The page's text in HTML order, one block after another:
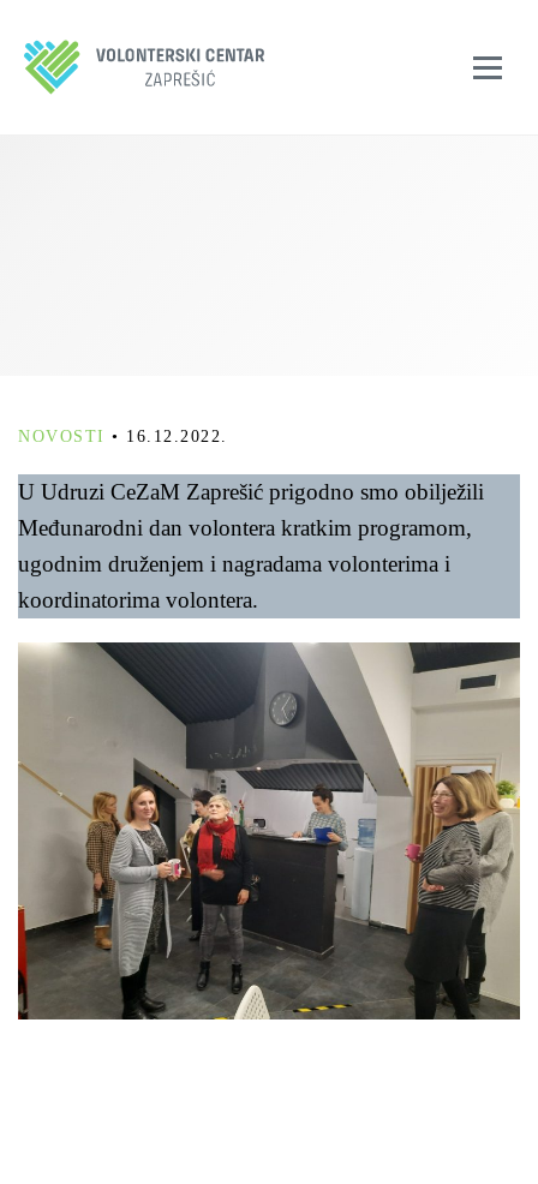
NOVOSTI • 16.12.2022.
U Udruzi CeZaM Zaprešić prigodno smo obilježili
Međunarodni dan volontera kratkim programom,
ugodnim druženjem i nagradama volonterima i
koordinatorima volontera.